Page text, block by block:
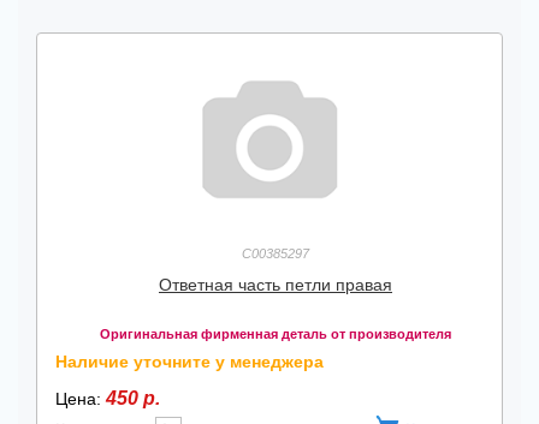
C00385297
Ответная часть петли правая
Оригинальная фирменная деталь от производителя
Наличие уточните у менеджера
Цена:450 р.